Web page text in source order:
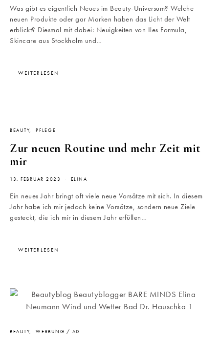
Was gibt es eigentlich Neues im Beauty-Universum? Welche
neuen Produkte oder gar Marken haben das Licht der Welt
erblickt? Diesmal mit dabei: Neuigkeiten von Iles Formula,
Skincare aus Stockholm und…
WEITERLESEN
BEAUTY PFLEGE
Zur neuen Routine und mehr Zeit mit
mir
13. FEBRUAR 2023 ELINA
Ein neues Jahr bringt oft viele neue Vorsätze mit sich. In diesem
Jahr habe ich mir jedoch keine Vorsätze, sondern neue Ziele
gesteckt, die ich mir in diesem Jahr erfüllen…
WEITERLESEN
BEAUTY WERBUNG / AD